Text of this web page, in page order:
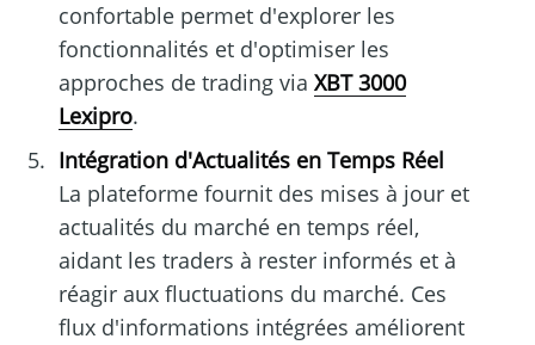
confortable permet d'explorer les
fonctionnalités et d'optimiser les
approches de trading via XBT 3000
Lexipro.
Intégration d'Actualités en Temps Réel
La plateforme fournit des mises à jour et
actualités du marché en temps réel,
aidant les traders à rester informés et à
réagir aux fluctuations du marché. Ces
flux d'informations intégrées améliorent